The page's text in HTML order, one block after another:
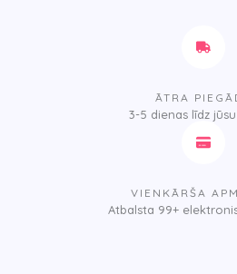
ĀTRA
3-5 dienas līdz
VIENKĀRŠA
Atbalsta 99+